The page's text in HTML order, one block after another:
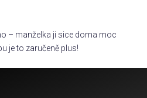
– manželka ji sice doma moc
je to zaručeně plus!